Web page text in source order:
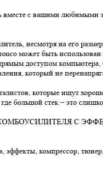
с вашими любимыми
несмотря на его
может быть
доступом компьютера,
который не
которые ищут
большой стек – это
С
эффекты, компрессор,